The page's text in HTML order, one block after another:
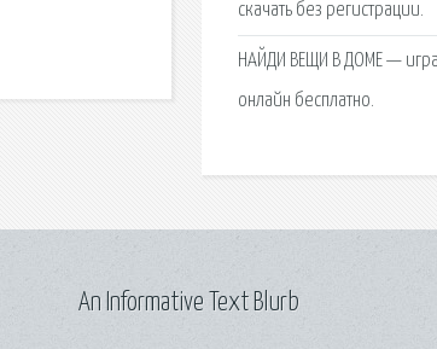
скачать без регистрации.
НАЙДИ ВЕЩИ В ДОМЕ —
онлайн бесплатно.
An Informative Text Blurb